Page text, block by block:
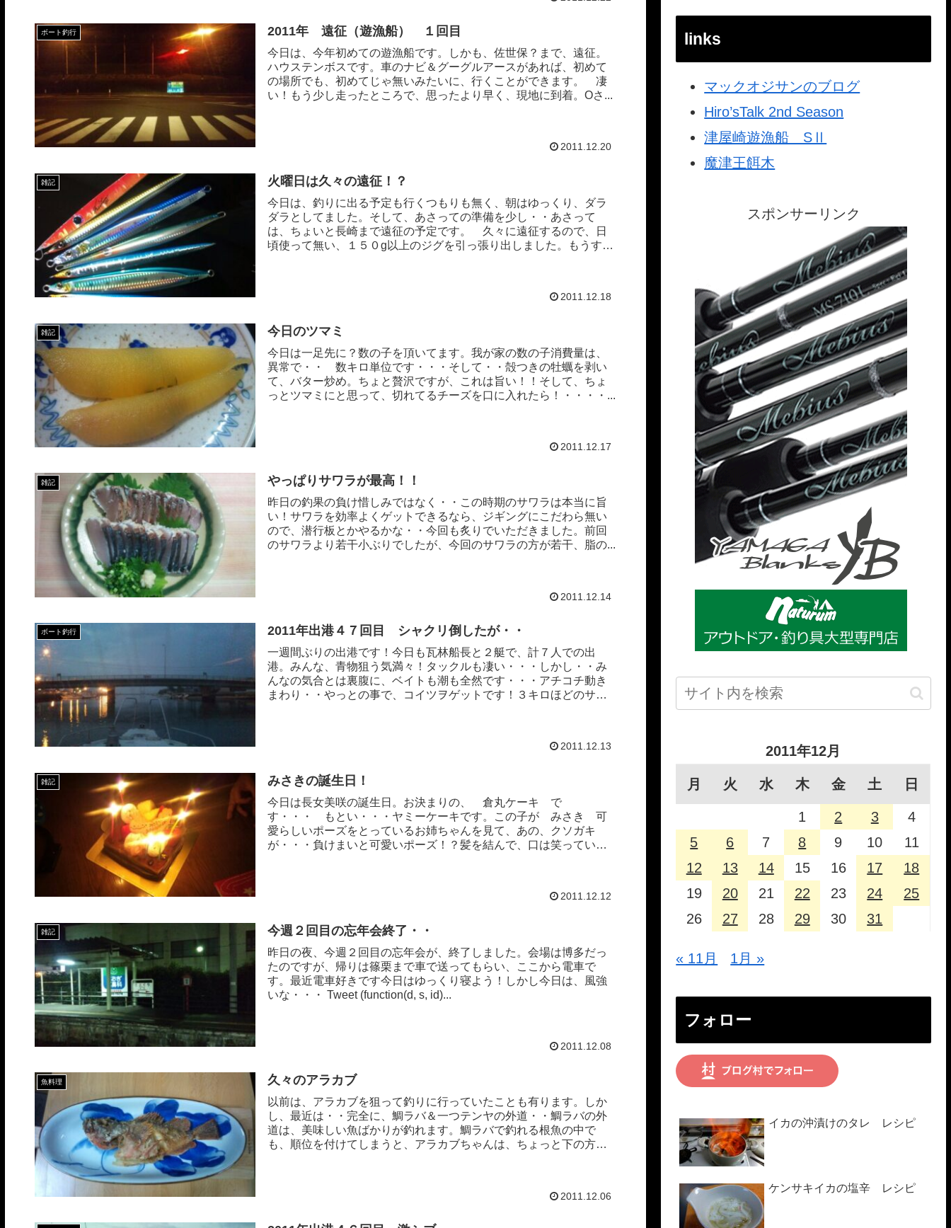
ボート釣行 2011年 遠征（遊漁船） １回目
今日は、今年初めての遊漁船です。しかも、佐世保？まで、遠征。
ハウステンボスです。車のナビ＆グーグルアースがあれば、初めて
の場所でも、初めてじゃ無いみたいに、行くことができます。 凄
い！もう少し走ったところで、思ったより早く、現地に到着。Oさ...
2011.12.20
雑記 火曜日は久々の遠征！？
今日は、釣りに出る予定も行くつもりも無く、朝はゆっくり、ダラ
ダラとしてました。そして、あさっての準備を少し・・あさって
は、ちょいと長崎まで遠征の予定です。 久々に遠征するので、日
頃使って無い、１５０g以上のジグを引っ張り出しました。もうす
2011.12.18
雑記 今日のツマミ
今日は一足先に？数の子を頂いてます。我が家の数の子消費量は、
異常で・・ 数キロ単位です・・・そして・・殻つきの牡蠣を剥い
て、バター炒め。ちょと贅沢ですが、これは旨い！！そして、ちょ
っとツマミにと思って、切れてるチーズを口に入れたら！・・・・...
2011.12.17
雑記 やっぱりサワラが最高！！
昨日の釣果の負け惜しみではなく・・この時期のサワラは本当に旨
い！サワラを効率よくゲットできるなら、ジギングにこだわら無い
ので、潜行板とかやるかな・・今回も炙りでいただきました。前回
のサワラより若干小ぶりでしたが、今回のサワラの方が若干、脂の...
2011.12.14
ボート釣行 2011年出港４７回目 シャクリ倒したが・・
一週間ぶりの出港です！今日も瓦林船長と２艇で、計７人での出
港。みんな、青物狙う気満々！タックルも凄い・・・しかし・・み
んなの気合とは裏腹に、ベイトも潮も全然です・・・アチコチ動き
まわり・・やっとの事で、コイツヲゲットです！３キロほどのサワ
2011.12.13
雑記 みさきの誕生日！
今日は長女美咲の誕生日。お決まりの、 倉丸ケーキ で
す・・・ もとい・・・ヤミーケーキです。この子が みさき 可
愛らしいポーズをとっているお姉ちゃんを見て、あの、クソガキ
が・・・負けまいと可愛いポーズ！？髪を結んで、口は笑っている
2011.12.12
雑記 今週２回目の忘年会終了・・
昨日の夜、今週２回目の忘年会が、終了しました。会場は博多だっ
たのですが、帰りは篠栗まで車で送ってもらい、ここから電車で
す。最近電車好きです今日はゆっくり寝よう！しかし今日は、風強
いな・・・ Tweet (function(d, s, id)...
2011.12.08
魚料理 久々のアラカブ
以前は、アラカブを狙って釣りに行っていたことも有ります。しか
し、最近は・・完全に、鯛ラバ＆一つテンヤの外道・・鯛ラバの外
道は、美味しい魚ばかりが釣れます。鯛ラバで釣れる根魚の中で
も、順位を付けてしまうと、アラカブちゃんは、ちょっと下の方か
2011.12.06
links
マックオジサンのブログ
Hiro’sTalk 2nd Season
津屋崎遊漁船 SⅡ
魔津王餌木
スポンサーリンク
2011年12月
月 火 水 木 金 土 日
1 2 3
4
5
6 7 8 9 10
11
12
13 14 15 16 17
18
19
20 21 22 23 24
25
26
27 28 29 30 31
« 11月 1月 »
フォロー
イカの沖漬けのタレ レシピ
ケンサキイカの塩辛 レシピ